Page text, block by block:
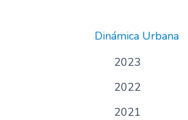
Dinámica Urbana
2023
2022
2021